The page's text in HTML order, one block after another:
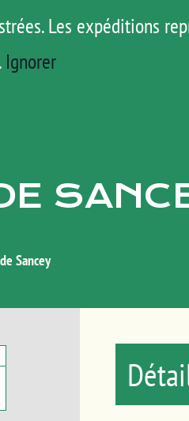
Les expéditions
Ignorer
TESTS E-SHOP AGENDA
Sancey